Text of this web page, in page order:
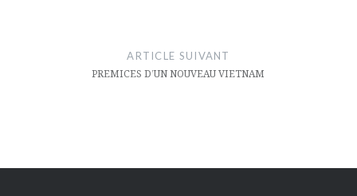
ARTICLE SUIVANT
PREMICES D’UN NOUVEAU VIETNAM